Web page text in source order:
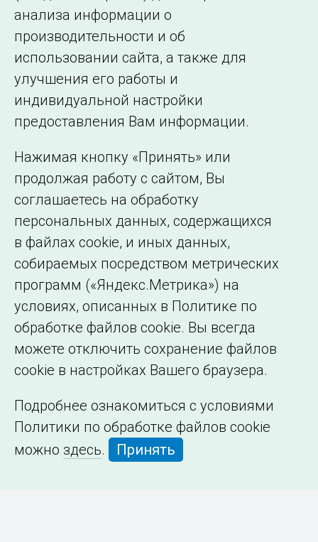
Страница 1 из 2.
1 2 Далее
©2005–2026 АО «СО ЕЭС»
Филиалы и
представительства
образовательной
организации
анализа информации о
производительности и об
использовании сайта, а также для
улучшения его работы и
индивидуальной настройки
предоставления Вам информации.
Нажимая кнопку «Принять» или
продолжая работу с сайтом, Вы
соглашаетесь на обработку
персональных данных, содержащихся
в файлах cookie, и иных данных,
собираемых посредством метрических
программ («Яндекс.Метрика») на
условиях, описанных в Политике по
обработке файлов cookie. Вы всегда
можете отключить сохранение файлов
cookie в настройках Вашего браузера.
Подробнее ознакомиться с условиями
Политики по обработке файлов cookie
можно здесь. Принять